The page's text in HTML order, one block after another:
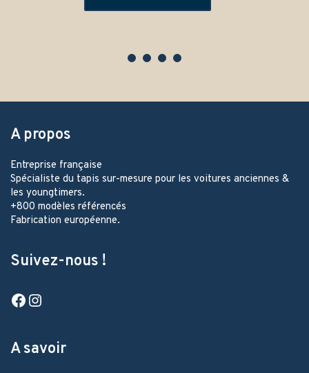
A propos
Entreprise française
Spécialiste du tapis sur-mesure pour les voitures anciennes &
les youngtimers.
+800 modèles référencés
Fabrication européenne.
Suivez-nous !
Facebook
A savoir